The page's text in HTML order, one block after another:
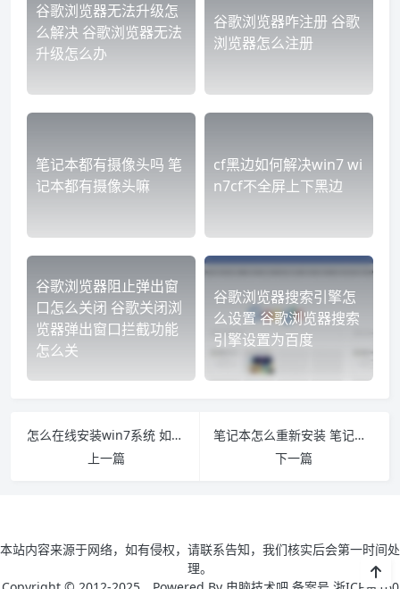
谷歌浏览器无法升级怎
么解决 谷歌浏览器无法
升级怎么办
谷歌浏览器咋注册 谷歌
浏览器怎么注册
笔记本都有摄像头吗 笔
记本都有摄像头嘛
cf黑边如何解决win7 wi
n7cf不全屏上下黑边
谷歌浏览器阻止弹出窗
口怎么关闭 谷歌关闭浏
览器弹出窗口拦截功能
怎么关
谷歌浏览器搜索引擎怎
么设置 谷歌浏览器搜索
引擎设置为百度
怎么在线安装win7系统 如何在线安装win7系统
上一篇
笔记本怎么重新安装 笔记本怎么重新安装显卡驱动
下一篇
本站内容来源于网络，如有侵权，请联系告知，我们核实后会第一时间处
理。